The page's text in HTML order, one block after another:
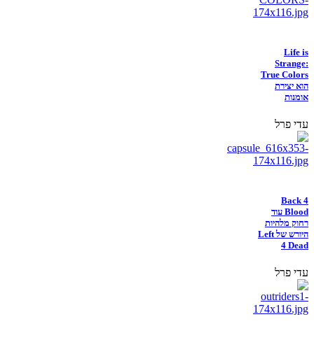
Life is
Strange:
True Colors
הוא יצירת
אומנות
עדי פרל
Back 4
Blood עוד
רחוק מלהיות
היורש של Left
4 Dead
עדי פרל